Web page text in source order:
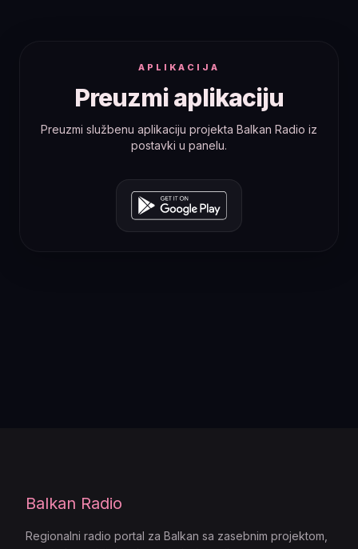
APLIKACIJA
Preuzmi aplikaciju
Preuzmi službenu aplikaciju projekta Balkan Radio iz
postavki u panelu.
Balkan Radio
Regionalni radio portal za Balkan sa zasebnim projektom,